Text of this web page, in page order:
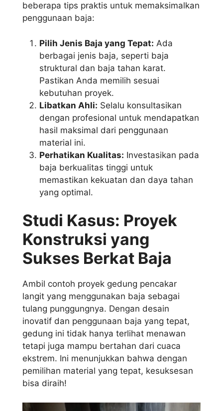
beberapa tips praktis untuk memaksimalkan
penggunaan baja:
Pilih Jenis Baja yang Tepat: Ada
berbagai jenis baja, seperti baja
struktural dan baja tahan karat.
Pastikan Anda memilih sesuai
kebutuhan proyek.
Libatkan Ahli: Selalu konsultasikan
dengan profesional untuk mendapatkan
hasil maksimal dari penggunaan
material ini.
Perhatikan Kualitas: Investasikan pada
baja berkualitas tinggi untuk
memastikan kekuatan dan daya tahan
yang optimal.
Studi Kasus: Proyek
Konstruksi yang
Sukses Berkat Baja
Ambil contoh proyek gedung pencakar
langit yang menggunakan baja sebagai
tulang punggungnya. Dengan desain
inovatif dan penggunaan baja yang tepat,
gedung ini tidak hanya terlihat menawan
tetapi juga mampu bertahan dari cuaca
ekstrem. Ini menunjukkan bahwa dengan
pemilihan material yang tepat, kesuksesan
bisa diraih!